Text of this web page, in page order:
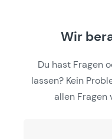
Wir
Du hast Fragen
lassen? Kein
allen Fragen